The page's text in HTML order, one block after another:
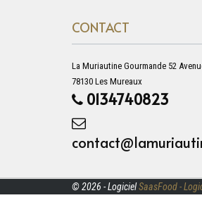
CONTACT
La Muriautine Gourmande 52
78130 Les Mureaux
0134740823
© 2026 - LogicielSaasFood -